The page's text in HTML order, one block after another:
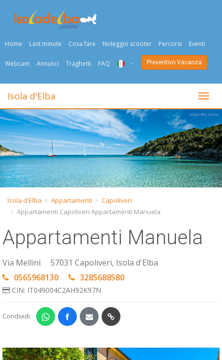
Home Last minute Cosa fare Noleggio scooter Percorsi Eventi
Webcam Annunci Traghetti FAQ
ENG
DEU
NED
FRA
DAN
ESP
Preventivo Vacanza
Togli
Isola d'Elba
Isola d'Elba Appartamenti
Capoliveri
Appartamenti Capoliveri Appartamenti Manuela
Appartamenti Manuela
Via Mellini
57031 Capoliveri, Isola d'Elba
0565968130
3285688580
CIN: IT049004C2AH92K97N
Condividi: